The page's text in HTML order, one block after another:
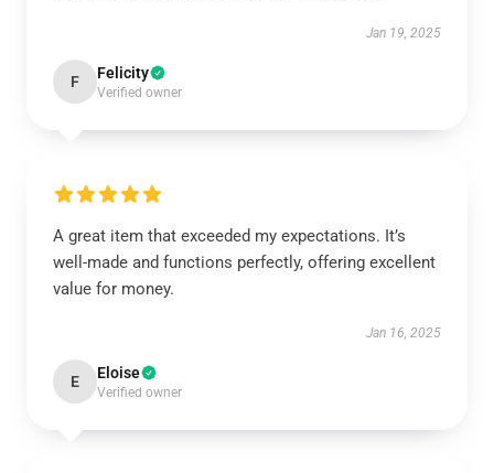
Jan 19, 2025
F Felicity
Verified owner
A great item that exceeded my expectations. It’s
well-made and functions perfectly, offering excellent
value for money.
Jan 16, 2025
E Eloise
Verified owner